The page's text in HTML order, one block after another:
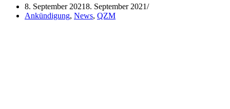
8. September 20218. September 2021
Ankündigung, News, QZM